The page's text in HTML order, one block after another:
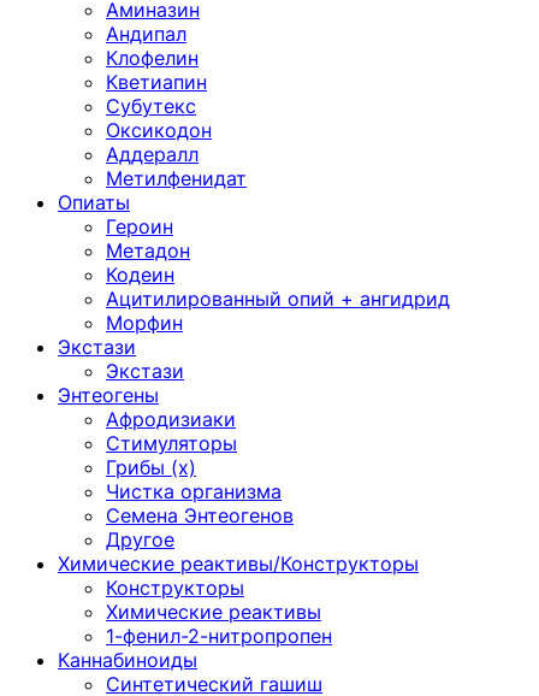
Аминазин
Андипал
Клофелин
Кветиапин
Субутекс
Оксикодон
Аддералл
Метилфенидат
Опиаты
Героин
Метадон
Кодеин
Ацитилированный опий + ангидрид
Морфин
Экстази
Экстази
Энтеогены
Афродизиаки
Стимуляторы
Грибы (х)
Чистка организма
Семена Энтеогенов
Другое
Химические реактивы/Конструкторы
Конструкторы
Химические реактивы
1-фенил-2-нитропропен
Каннабиноиды
Синтетический гашиш